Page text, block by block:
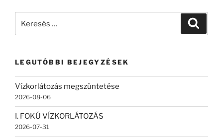
LEGUTÓBBI BEJEGYZÉSEK
Vízkorlátozás megszüntetése
2026-08-06
I. FOKÚ VÍZKORLÁTOZÁS
2026-07-31